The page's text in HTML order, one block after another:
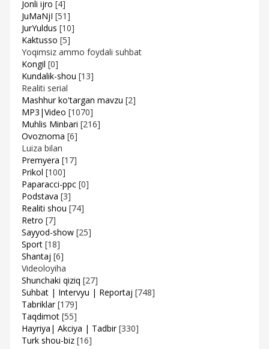
Jonli ijro [4]
JuMaNjI [51]
JurYuldus [10]
Kaktusso [5]
Yoqimsiz ammo foydali suhbat
Kongil [0]
Kundalik-shou [13]
Realiti serial
Mashhur ko'targan mavzu [2]
MP3|Video [1070]
Muhlis Minbari [216]
Ovoznoma [6]
Luiza bilan
Premyera [17]
Prikol [100]
Paparacci-ppc [0]
Podstava [3]
Realiti shou [74]
Retro [7]
Sayyod-show [25]
Sport [18]
Shantaj [6]
Videoloyiha
Shunchaki qiziq [27]
Suhbat | Intervyu | Reportaj [748]
Tabriklar [179]
Taqdimot [55]
Hayriya| Akciya | Tadbir [330]
Turk shou-biz [16]